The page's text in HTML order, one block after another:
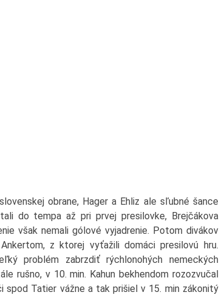
obrane, Hager a Ehliz ale sľubné šance
do tempa až pri prvej presilovke, Brejčákova
však nemali gólové vyjadrenie. Potom divákov
z ktorej vyťažili domáci presilovú hru.
problém zabrzdiť rýchlonohých nemeckých
rušno, v 10. min. Kahun bekhendom rozozvučal
spod Tatier vážne a tak prišiel v 15. min zákonitý